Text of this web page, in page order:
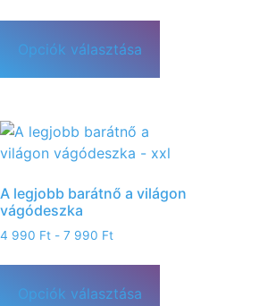
Opciók választása
A legjobb barátnő a világon
vágódeszka
4 990 Ft - 7 990 Ft
Opciók választása